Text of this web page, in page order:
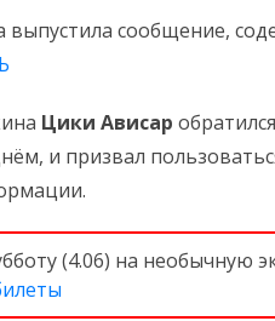
сообщение,
Цики Ависар
и призвал
(4.06) на необычную